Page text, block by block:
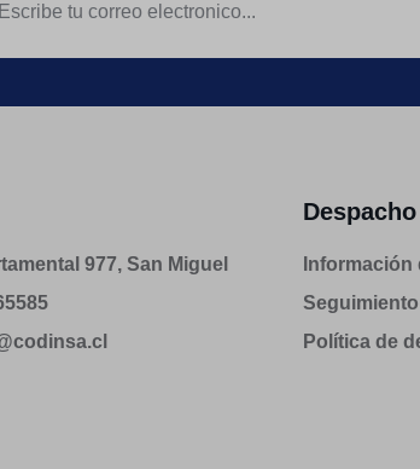
977, San Miguel
Despacho
Seguimiento
Política de